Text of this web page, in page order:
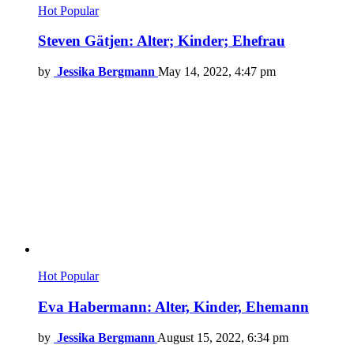
Hot Popular
Steven Gätjen: Alter; Kinder; Ehefrau
by Jessika Bergmann May 14, 2022, 4:47 pm
Hot Popular
Eva Habermann: Alter, Kinder, Ehemann
by Jessika Bergmann August 15, 2022, 6:34 pm